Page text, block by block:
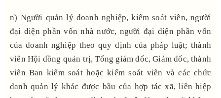
n) Người quản lý doanh nghiệp, kiểm soát viên, người
đại diện phần vốn nhà nước, người đại diện phần vốn
của doanh nghiệp theo quy định của pháp luật; thành
viên Hội đồng quản trị, Tổng giám đốc, Giám đốc, thành
viên Ban kiểm soát hoặc kiểm soát viên và các chức
danh quản lý khác được bầu của hợp tác xã, liên hiệp